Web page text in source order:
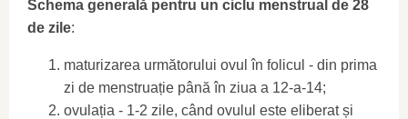
Schema generală pentru un ciclu menstrual de 28
de zile:
maturizarea următorului ovul în folicul - din prima
zi de menstruație până în ziua a 12-a-14;
ovulația - 1-2 zile, când ovulul este eliberat și